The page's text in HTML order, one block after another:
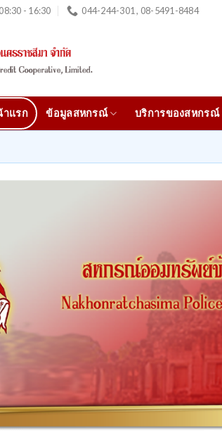
08:30 - 16:30 044-244-301 , 08-5491-8484
าแรก ข้อมูลสหกรณ์ บริการของสหกรณ์
ประชาสัมพันธ์